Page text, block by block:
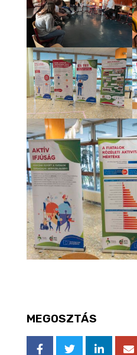
MEGOSZTÁS